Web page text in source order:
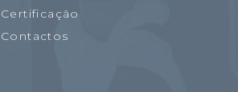
Certificação
Contactos